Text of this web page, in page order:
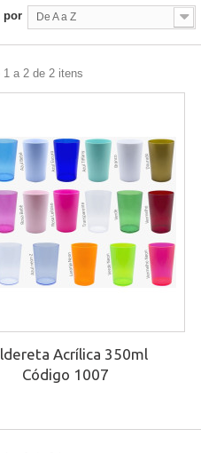
por De A a Z
1 a 2 de 2 itens
Acrílica 350ml
Código 1007